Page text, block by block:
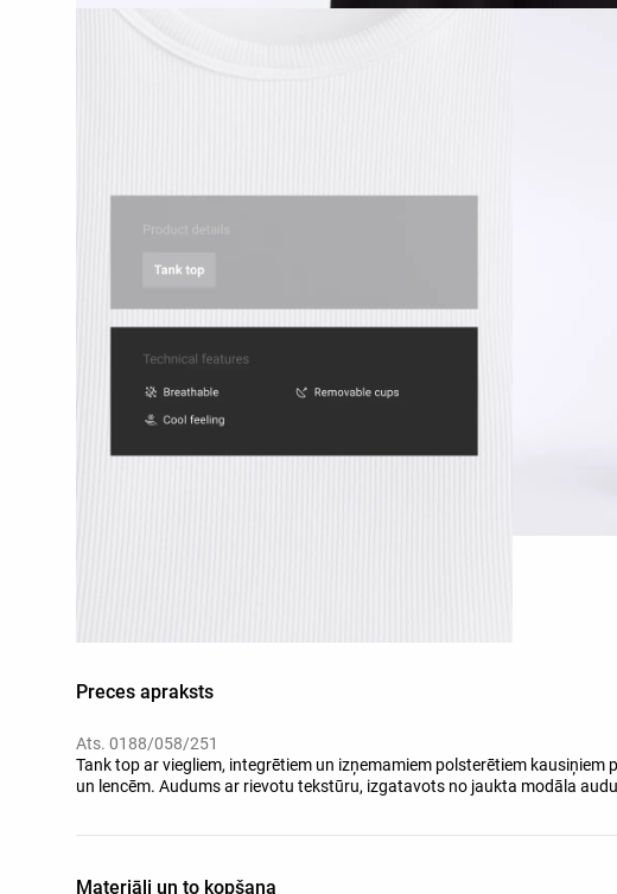
Preces apraksts
Ats. 0188/058/251
Tank top ar viegliem, integrētiem un izņemamiem polsterētiem
un lencēm. Audums ar rievotu tekstūru, izgatavots no jaukta modāla
Materiāli un to kopšana